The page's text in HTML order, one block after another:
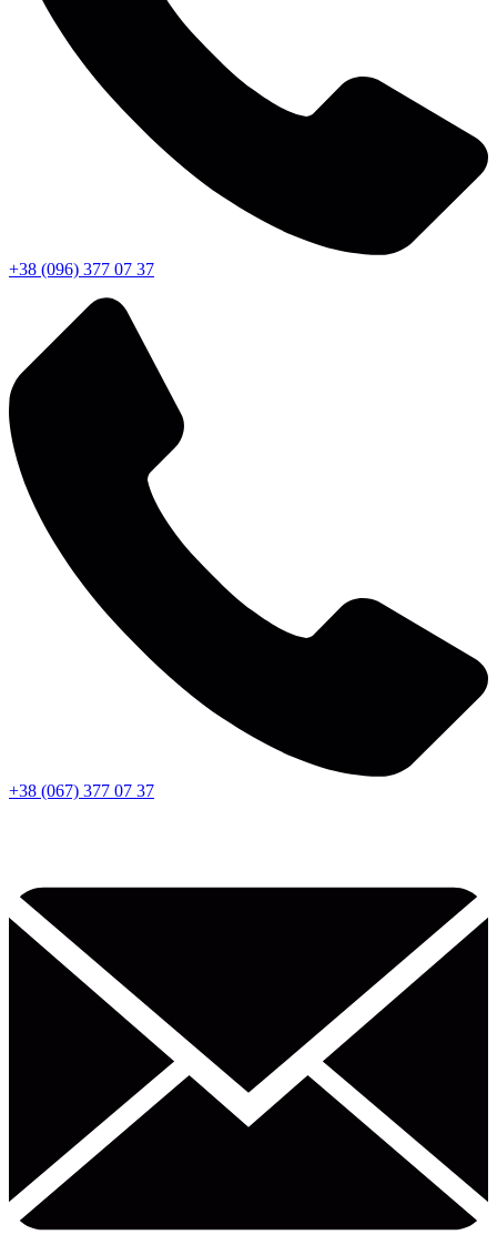
+38 (096) 377 07 37
+38 (067) 377 07 37